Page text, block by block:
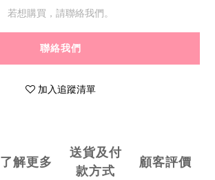
若想購買，請聯絡我們。
聯絡我們
加入追蹤清單
了解更多
送貨及付
款方式
顧客評價